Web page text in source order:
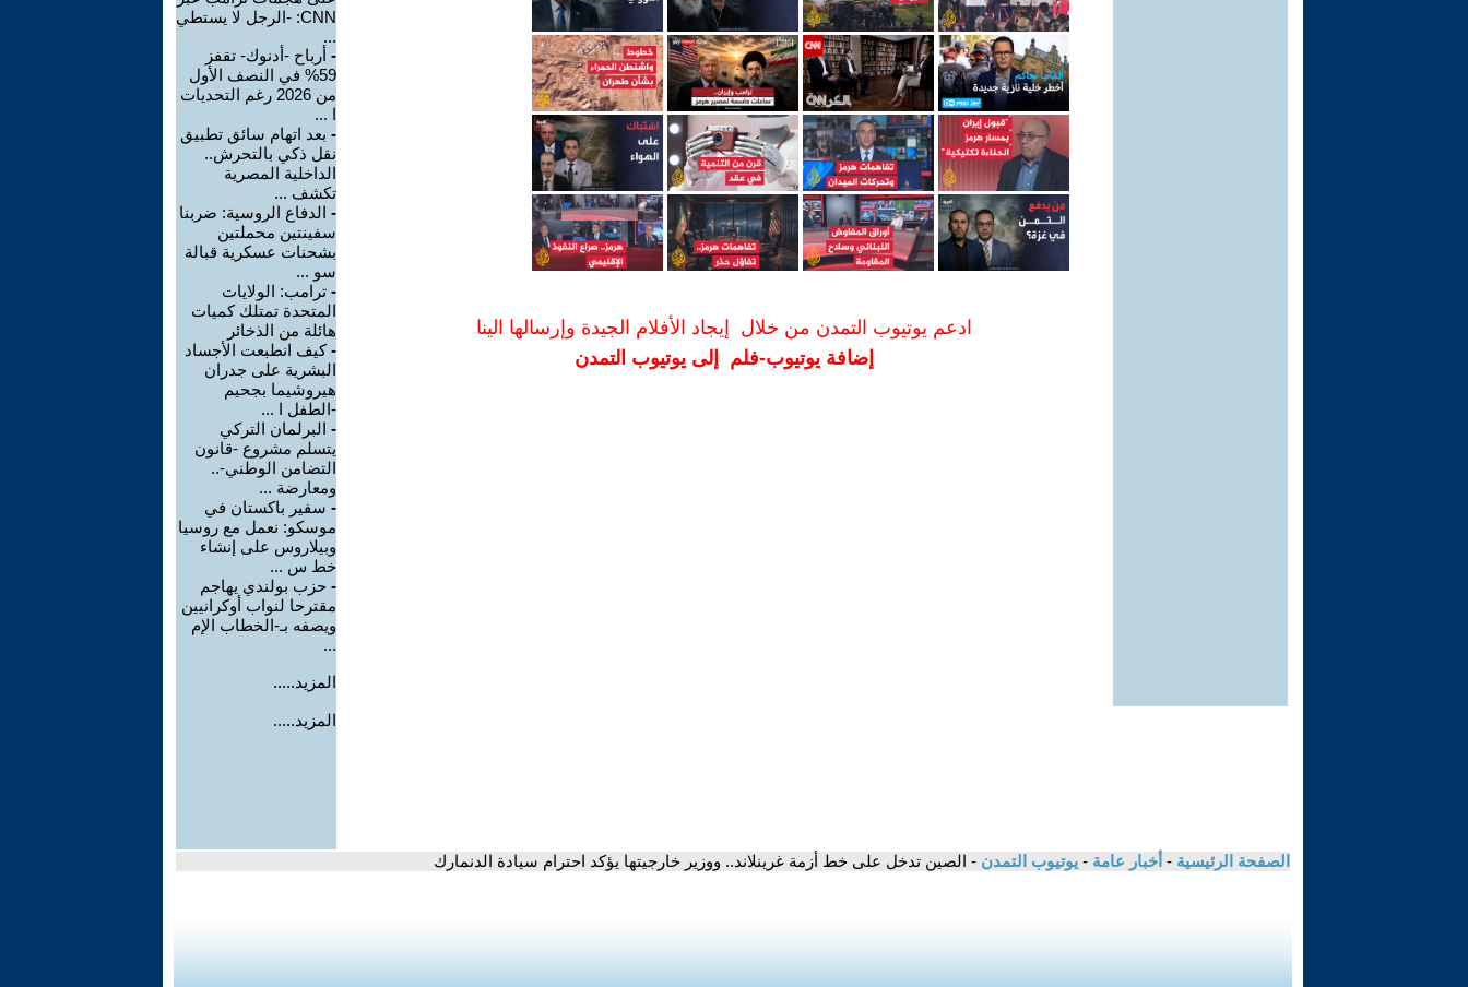
ادعم يوتيوب التمدن من خلال إيجاد الأفلام الجيدة وإرسالها الينا
إضافة يوتيوب-فلم إلى يوتيوب التمدن
CNN: -الرجل لا يستطي
...
- أرباح -أدنوك- تقفز
59% في النصف الأول
من 2026 رغم التحديات
ا ...
- بعد اتهام سائق تطبيق
نقل ذكي بالتحرش..
الداخلية المصرية
تكشف ...
- الدفاع الروسية: ضربنا
سفينتين محملتين
بشحنات عسكرية قبالة
سو ...
- ترامب: الولايات
المتحدة تمتلك كميات
هائلة من الذخائر
-كيف انطبعت الأجساد
البشرية على جدران
هيروشيما بجحيم
-الطفل ا ...
- البرلمان التركي
يتسلم مشروع -قانون
التضامن الوطني-..
ومعارضة ...
- سفير باكستان في
موسكو: نعمل مع روسيا
وبيلاروس على إنشاء
خط س ...
- حزب بولندي يهاجم
مقترحا لنواب أوكرانيين
ويصفه بـ-الخطاب الإم
...
المزيد.....
المزيد.....
الصفحة الرئيسية - أخبار عامة - يوتيوب التمدن - الصين تدخل على خط أزمة غرينلاند.. ووزير خارجيتها يؤكد احترام سيادة الدنمارك